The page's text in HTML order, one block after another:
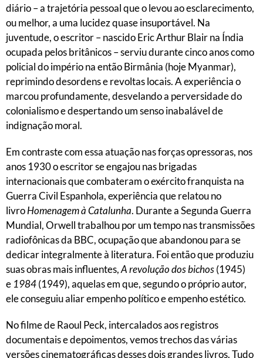
diário – a trajetória pessoal que o levou ao esclarecimento,
ou melhor, a uma lucidez quase insuportável. Na
juventude, o escritor – nascido Eric Arthur Blair na Índia
ocupada pelos britânicos – serviu durante cinco anos como
policial do império na então Birmânia (hoje Myanmar),
reprimindo desordens e revoltas locais. A experiência o
marcou profundamente, desvelando a perversidade do
colonialismo e despertando um senso inabalável de
indignação moral.
Em contraste com essa atuação nas forças opressoras, nos
anos 1930 o escritor se engajou nas brigadas
internacionais que combateram o exército franquista na
Guerra Civil Espanhola, experiência que relatou no
livroHomenagem à Catalunha. Durante a Segunda Guerra
Mundial, Orwell trabalhou por um tempo nas transmissões
radiofônicas da BBC, ocupação que abandonou para se
dedicar integralmente à literatura. Foi então que produziu
suas obras mais influentes,A revolução dos bichos(1945)
e 1984(1949), aquelas em que, segundo o próprio autor,
ele conseguiu aliar empenho político e empenho estético.
No filme de Raoul Peck, intercalados aos registros
documentais e depoimentos, vemos trechos das várias
versões cinematográficas desses dois grandes livros. Tudo